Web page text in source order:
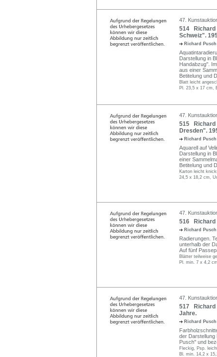
47.
514 Richard
Schweiz".
Richard
Darstellung in
Handabzug".
aus einer
Betitelung und
Blatt leicht
Pl. 23,5 x 17 cm,
47.
515 Richard
Dresden".
Richard
Aquarell auf
Darstellung in
einer
Betitelung und
Karton leicht
24,5 x 18,2 cm,
47.
516 Richard
Richard
Radierungen.
unterhalb der
Auf fünf
Blätter teilweise
Pl. min. 7 x 4,2
47.
517 Richard
Jahre.
Richard
der Darstellung
Pusch" und
Fleckig, Psp.
Bl. min. 14,2 x